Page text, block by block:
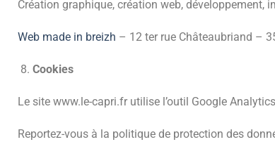
Création graphique, création web, développement,
Web made in breizh – 12 ter rue Châteaubriand –
Cookies
Le site www.le-capri.fr utilise l’outil Google
Reportez-vous à la politique de protection des